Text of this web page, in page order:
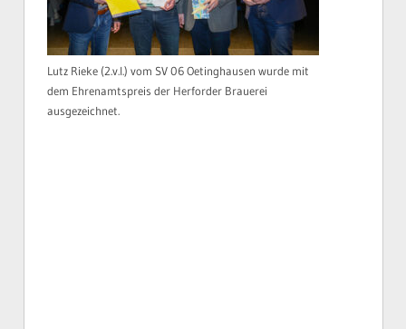
Lutz Rieke (2.v.l.) vom SV 06 Oetinghausen wurde mit
dem Ehrenamtspreis der Herforder Brauerei
ausgezeichnet.